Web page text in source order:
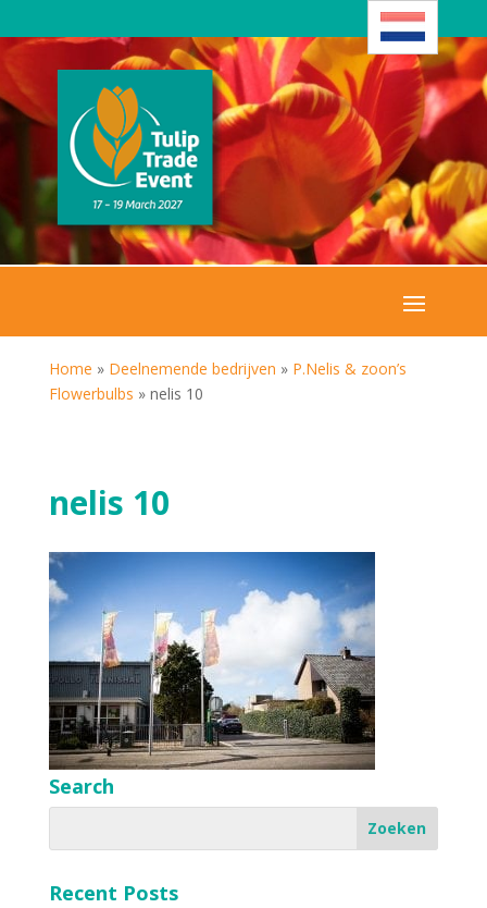
Home » Deelnemende bedrijven » P.Nelis & zoon’s
Flowerbulbs » nelis 10
nelis 10
Search
Recent Posts